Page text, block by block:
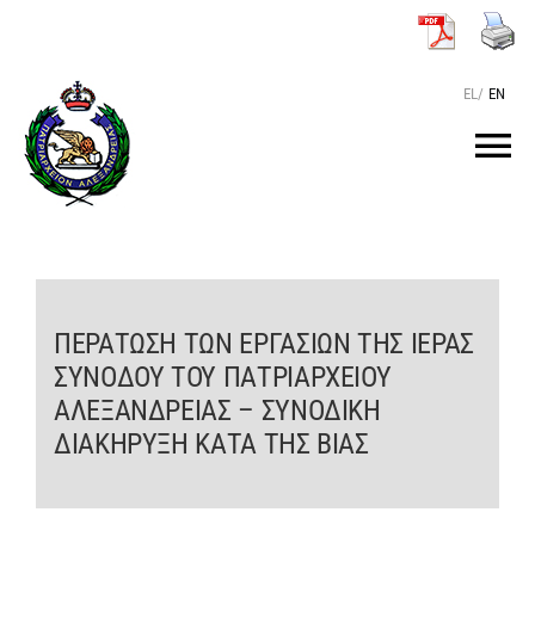
περιεχόμενο
EL/ EN
ΤΟ ΠΑΤΡΙΑΡΧΕΙΟ
ΠΕΡΑΤΩΣΗ ΤΩΝ ΕΡΓΑΣΙΩΝ ΤΗΣ ΙΕΡΑΣ
ΣΥΝΟΔΟΥ ΤΟΥ ΠΑΤΡΙΑΡΧΕΙΟΥ
ΑΛΕΞΑΝΔΡΕΙΑΣ – ΣΥΝΟΔΙΚΗ
ΔΙΑΚΗΡΥΞΗ ΚΑΤΑ ΤΗΣ ΒΙΑΣ